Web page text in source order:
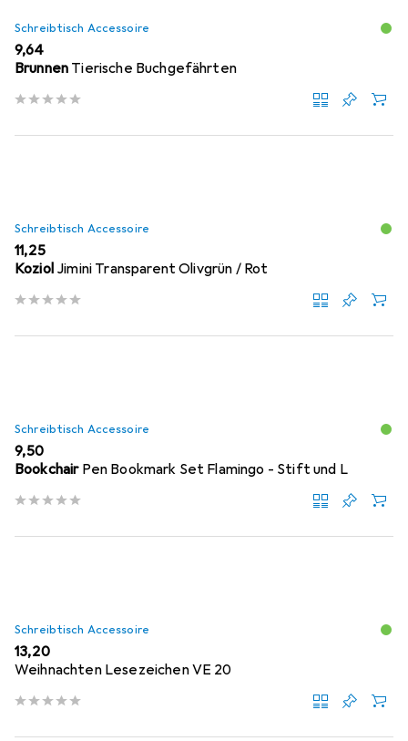
Schreibtisch Accessoire
EUR
9,64
Brunnen Tierische Buchgefährten
Schreibtisch Accessoire
EUR
11,25
Koziol Jimini Transparent Olivgrün / Rot
Schreibtisch Accessoire
EUR
9,50
Bookchair Pen Bookmark Set Flamingo - Stift und L
Schreibtisch Accessoire
EUR
13,20
Weihnachten Lesezeichen VE 20